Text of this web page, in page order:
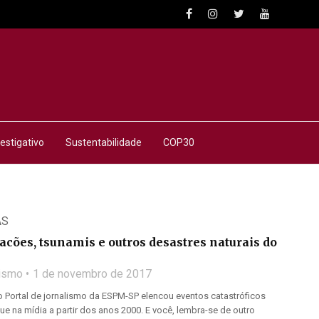
Sustentabilidade COP30
tsunamis e outros desastres naturais do
1 de novembro de 2017
Portal de jornalismo da ESPM-SP elencou eventos catastróficos
na mídia a partir dos anos 2000. E você, lembra-se de outro